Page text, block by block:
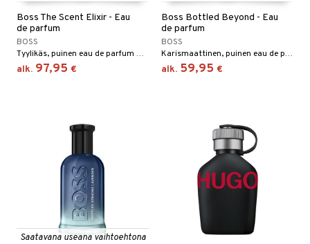
Boss The Scent Elixir - Eau
de parfum
BOSS
Tyylikäs, puinen eau de parfum Bossilta.
alk. 97,95 €
Boss Bottled Beyond - Eau
de parfum
BOSS
Karismaattinen, puinen eau de parfum Hugo Bossilta.
alk. 59,95 €
Saatavana useana vaihtoehtona